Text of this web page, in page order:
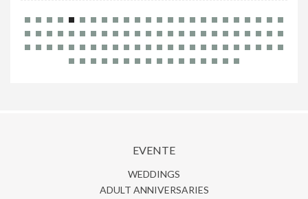
EVENTE
WEDDINGS
ADULT ANNIVERSARIES